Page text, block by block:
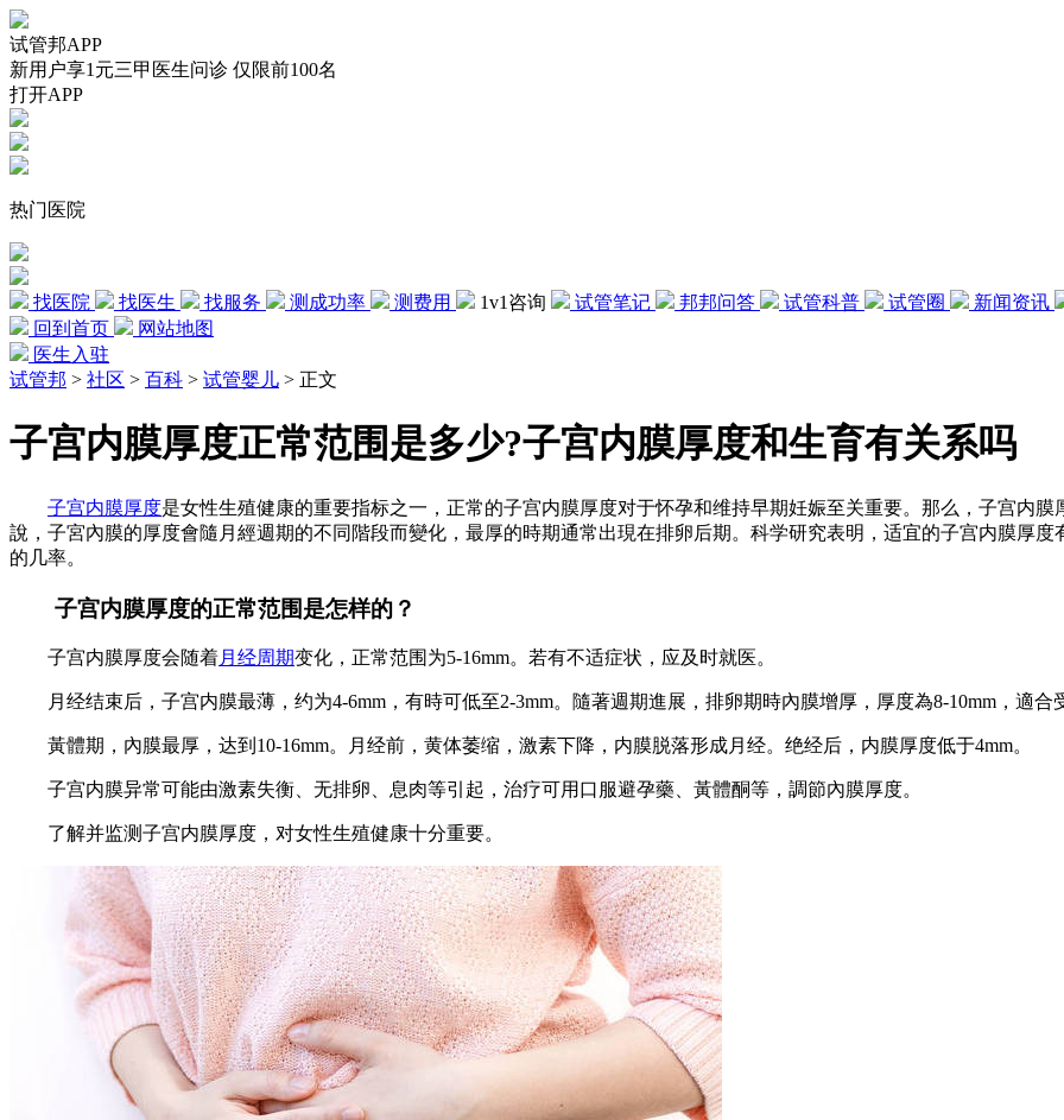
试管邦APP
新用户享1元三甲医生问诊 仅限前100名
打开APP
热门医院
找医院 找医生 找服务 测成功率 测费用 1v1咨询 试管笔记 邦邦问答 试管科普 试管圈
新闻资讯
回到首页
网站地图
医生入驻
试管邦 > 社区 > 百科 > 试管婴儿 > 正文
子宫内膜厚度正常范围是多少?子宫内膜厚度和生育有关系吗
子宫内膜厚度是女性生殖健康的重要指标之一，正常的子宫内膜厚度对于怀孕和维持早期妊娠至关重要。那么，子宫内
說，子宮內膜的厚度會隨月經週期的不同階段而變化，最厚的時期通常出現在排卵后期。科学研究表明，适宜的子宫内膜厚
的几率。
子宫内膜厚度的正常范围是怎样的？
子宫内膜厚度会随着月经周期变化，正常范围为5-16mm。若有不适症状，应及时就医。
月经结束后，子宫内膜最薄，约为4-6mm，有時可低至2-3mm。隨著週期進展，排卵期時內膜增厚，厚度為8-10mm，適合
黃體期，內膜最厚，达到10-16mm。月经前，黄体萎缩，激素下降，内膜脱落形成月经。绝经后，内膜厚度低于4mm。
子宫内膜异常可能由激素失衡、无排卵、息肉等引起，治疗可用口服避孕藥、黃體酮等，調節內膜厚度。
了解并监测子宫内膜厚度，对女性生殖健康十分重要。